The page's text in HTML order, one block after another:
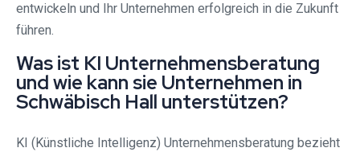
entwickeln und Ihr Unternehmen erfolgreich in die Zukunft
führen.
Was ist KI Unternehmensberatung
und wie kann sie Unternehmen in
Schwäbisch Hall unterstützen?
KI (Künstliche Intelligenz) Unternehmensberatung bezieht